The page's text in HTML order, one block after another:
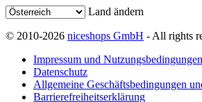
Land ändern
© 2010-2026 niceshops GmbH - All rights
Impressum und Nutzungsbedingungen
Datenschutz
Allgemeine Geschäftsbedingungen
Barrierefreiheitserklärung